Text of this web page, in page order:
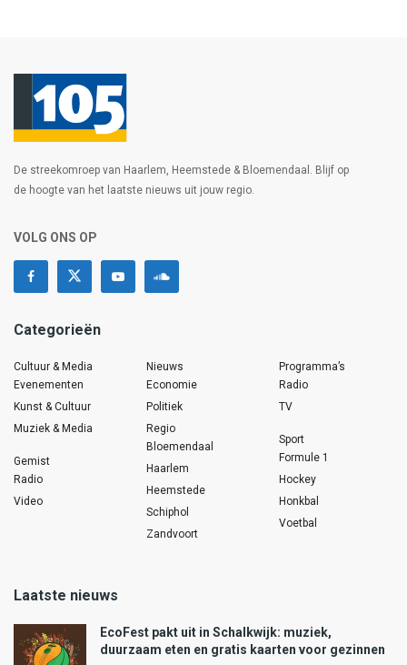
De streekomroep van Haarlem, Heemstede & Bloemendaal. Blijf op
de hoogte van het laatste nieuws uit jouw regio.
VOLG ONS OP
Categorieën
Cultuur & Media
Evenementen
Kunst & Cultuur
Muziek & Media
Gemist
Radio
Video
Nieuws
Economie
Politiek
Regio
Bloemendaal
Haarlem
Heemstede
Schiphol
Zandvoort
Programma’s
Radio
TV
Sport
Formule 1
Hockey
Honkbal
Voetbal
Laatste nieuws
EcoFest pakt uit in Schalkwijk: muziek,
duurzaam eten en gratis kaarten voor gezinnen